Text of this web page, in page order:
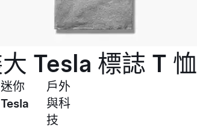
Tesla 標誌 T 恤
迷你
Tesla
戶外
與科
技